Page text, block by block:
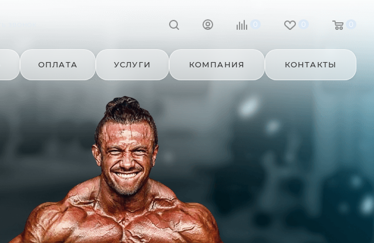
0 0 0
ОПЛАТА УСЛУГИ КОМПАНИЯ КОНТАКТЫ